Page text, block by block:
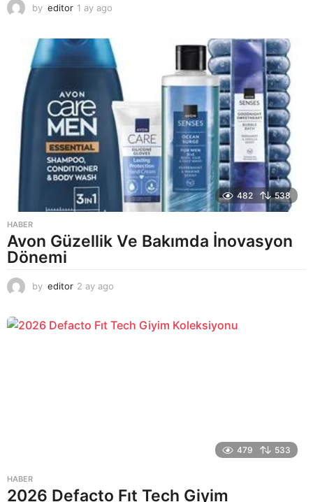
by editor 1 ay ago
a
g
o
482 538
HABER
Avon Güzellik Ve Bakımda İnovasyon
Dönemi
by editor 2 ay ago
a
479 533
HABER
2026 Defacto Fıt Tech Giyim